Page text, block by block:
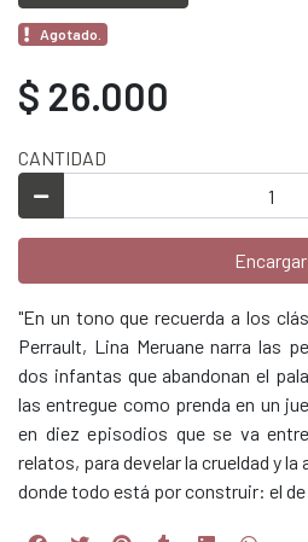
Agotado.
$ 26.000
CANTIDAD
Encargar
"En un tono que recuerda a los
Perrault, Lina Meruane narra las
dos infantas que abandonan el
las entregue como prenda en un
en diez episodios que se va
relatos, para develar la crueldad y
donde todo está por construir: el de